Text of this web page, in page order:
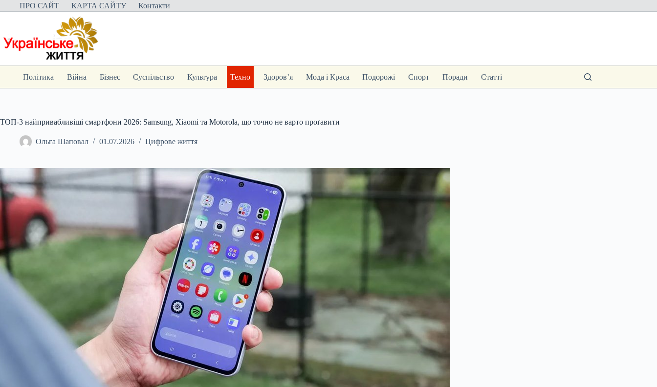
Перейти
до
ПРО САЙТ КАРТА САЙТУ Контакти
Політика Війна Бізнес Суспільство Культура Техно Здоров’я Мода і Краса Подорожі Спорт Поради Статті
ТОП-3 найпривабливіші смартфони 2026: Samsung, Xiaomi та Motorola, що точно не варто проґавити
Ольга Шаповал 01.07.2026 Цифрове життя